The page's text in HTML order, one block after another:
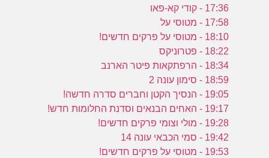
17:36 - קודי קא-פאו
17:58 - מטוסי על
18:10 - מטוסי על פרקים חדשים!
18:22 - פטרוניקס
18:34 - הרפתקאות פיטר הארנב
18:59 - סימון עונה 2
19:05 - הנסיך הקטן וחברים סדרה חדשה!
19:17 - האחים הבנאים וסדנת החלומות חדש!
19:28 - מולי וצומי פרקים חדשים!
19:42 - סמי הכבאי עונה 14
19:53 - מטוסי על פרקים חדשים!